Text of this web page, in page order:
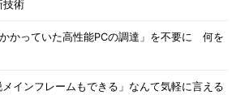
技術
かっていた高性能PCの調達」を不要に 何を
インフレームもできる」なんて気軽に言える